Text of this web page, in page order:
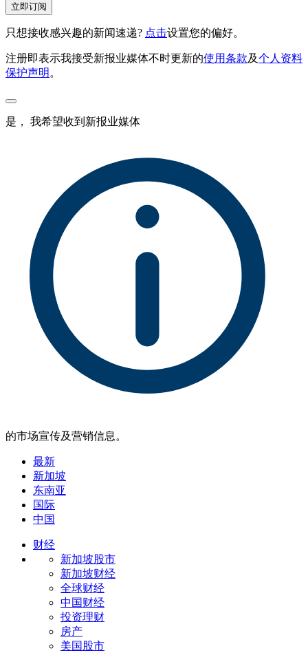
立即订阅
只想接收感兴趣的新闻速递? 点击设置您的偏好。
注册即表示我接受新报业媒体不时更新的使用条款及个人资料
保护声明 。
是， 我希望收到新报业媒体
的市场宣传及营销信息。
最新
新加坡
东南亚
国际
中国
财经
新加坡股市
新加坡财经
全球财经
中国财经
投资理财
房产
美国股市